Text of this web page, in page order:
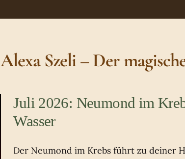
Alexa Szeli – Der
Juli 2026: Neumond im
Wasser
Der Neumond im Krebs führt zu deiner